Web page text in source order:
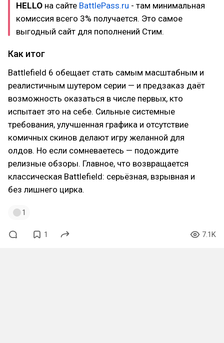
HELLO на сайте BattlePass.ru - там минимальная
комиссия всего 3% получается. Это самое
выгодный сайт для пополнений Стим.
Как итог
Battlefield 6 обещает стать самым масштабным и
реалистичным шутером серии — и предзаказ даёт
возможность оказаться в числе первых, кто
испытает это на себе. Сильные системные
требования, улучшенная графика и отсутствие
комичных скинов делают игру желанной для
олдов. Но если сомневаетесь — подождите
релизные обзоры. Главное, что возвращается
классическая Battlefield: серьёзная, взрывная и
без лишнего цирка.
1
1 7.1K